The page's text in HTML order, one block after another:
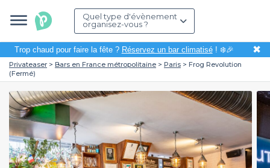
Quel type d'évènement
organisez-vous ?
Trop chaud pour faire la fête ? Réservez un bar climatisé! ❄️🎉 ✖
Privateaser Bars en France métropolitaine Paris
Frog Revolution
(Fermé)